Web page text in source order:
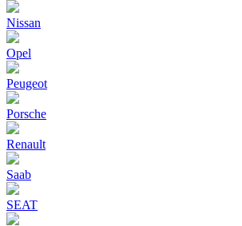
Nissan
Opel
Peugeot
Porsche
Renault
Saab
SEAT